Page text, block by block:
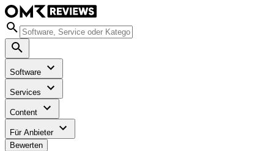
Software
Services
Content
Für Anbieter
Bewerten